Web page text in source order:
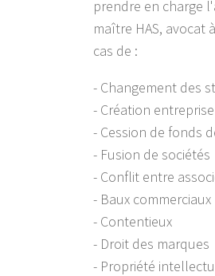
prendre en charge
maître HAS, avocat
cas de :
- Changement des
- Création entreprise
- Cession de fonds
- Fusion de sociétés
- Conflit entre
- Baux commerciaux
- Contentieux
- Droit des marques
- Propriété